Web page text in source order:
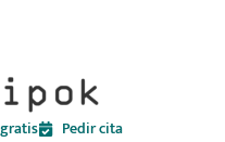
Pedir cita